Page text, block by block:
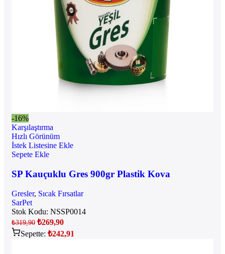
-16%
Karşılaştırma
Hızlı Görünüm
İstek Listesine Ekle
Sepete Ekle
SP Kauçuklu Gres 900gr Plastik Kova
Gresler, Sıcak Fırsatlar
SarPet
Stok Kodu: NSSP0014
₺319,90 ₺269,90
Sepette: ₺242,91